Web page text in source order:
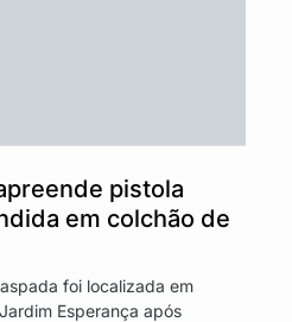
pistola
em colchão de
foi localizada em
Esperança após